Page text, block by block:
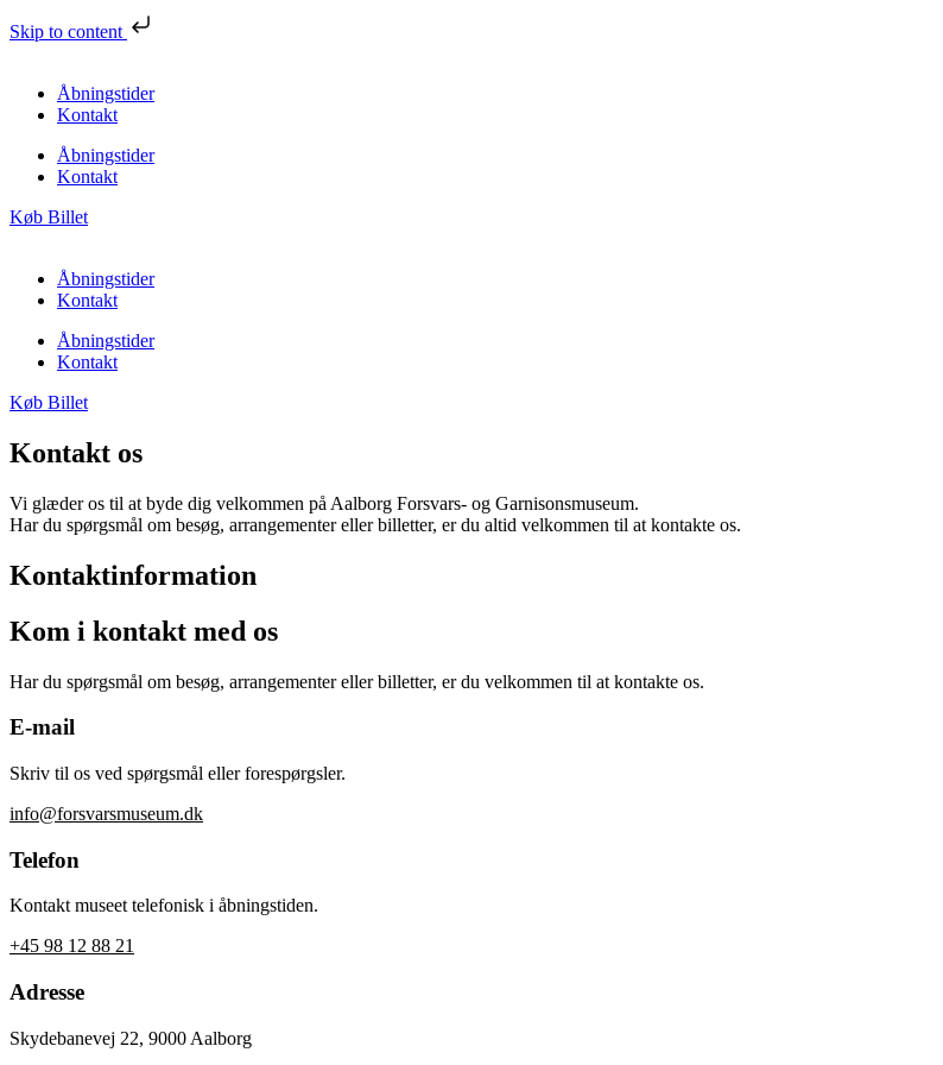
Skip to content
Åbningstider
Kontakt
Åbningstider
Kontakt
Køb Billet
Åbningstider
Kontakt
Åbningstider
Kontakt
Køb Billet
Kontakt os
Vi glæder os til at byde dig velkommen på Aalborg Forsvars- og Garnisonsmuseum.
Har du spørgsmål om besøg, arrangementer eller billetter, er du altid velkommen til at kontakte os.
Kontaktinformation
Kom i kontakt med os
Har du spørgsmål om besøg, arrangementer eller billetter, er du velkommen til at kontakte os.
E-mail
Skriv til os ved spørgsmål eller forespørgsler.
info@forsvarsmuseum.dk
Telefon
Kontakt museet telefonisk i åbningstiden.
+45 98 12 88 21
Adresse
Skydebanevej 22, 9000 Aalborg